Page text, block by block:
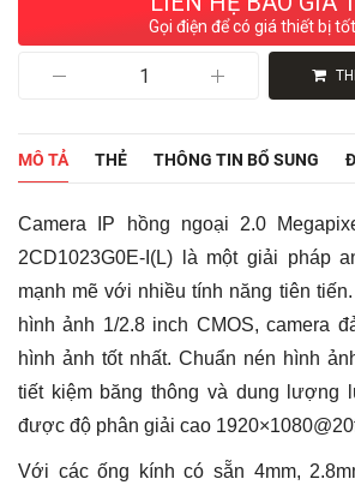
Gọi điện để có giá thiết bị
2.0
Megapixel
DS-
2CD1023G0E-
I(L)
lượng
MÔ TẢ THẺ THÔNG TIN BỔ SUNG
Camera IP hồng ngoại 2.0
2CD1023G0E-I(L) là một giải pháp
mạnh mẽ với nhiều tính năng tiên
hình ảnh 1/2.8 inch CMOS, camera
hình ảnh tốt nhất. Chuẩn nén hình
tiết kiệm băng thông và dung lượng
được độ phân giải cao
Với các ống kính có sẵn 4mm,